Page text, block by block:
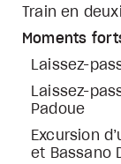
Train en
Moments
Laissez-
Laissez-
Padoue
Excursion
et Bassano